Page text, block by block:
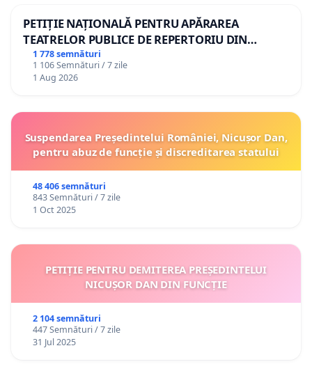
PETIȚIE NAȚIONALĂ PENTRU APĂRAREA
TEATRELOR PUBLICE DE REPERTORIU DIN
ROMÂNIA
1 778 semnături
1 106 Semnături / 7 zile
1 Aug 2026
Suspendarea Președintelui României, Nicușor Dan,
pentru abuz de funcție și discreditarea statului
48 406 semnături
843 Semnături / 7 zile
1 Oct 2025
PETIȚIE PENTRU DEMITEREA PREȘEDINTELUI
NICUȘOR DAN DIN FUNCȚIE
2 104 semnături
447 Semnături / 7 zile
31 Jul 2025